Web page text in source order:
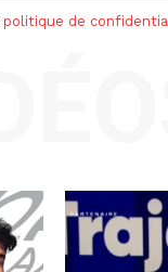
politique de